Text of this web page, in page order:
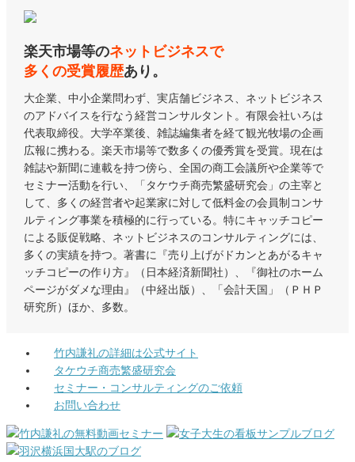
楽天市場等のネットビジネスで
多くの受賞履歴あり。
大企業、中小企業問わず、実店舗ビジネス、ネットビジネス
のアドバイスを行なう経営コンサルタント。有限会社いろは
代表取締役。大学卒業後、雑誌編集者を経て観光牧場の企画
広報に携わる。楽天市場等で数多くの優秀賞を受賞。現在は
雑誌や新聞に連載を持つ傍ら、全国の商工会議所や企業等で
セミナー活動を行い、「タケウチ商売繁盛研究会」の主宰と
して、多くの経営者や起業家に対して低料金の会員制コンサ
ルティング事業を積極的に行っている。特にキャッチコピー
による販促戦略、ネットビジネスのコンサルティングには、
多くの実績を持つ。著書に『売り上げがドカンとあがるキャ
ッチコピーの作り方』（日本経済新聞社）、『御社のホーム
ページがダメな理由』（中経出版）、「会計天国」（ＰＨＰ
研究所）ほか、多数。
竹内謙礼の詳細は公式サイト
タケウチ商売繁盛研究会
セミナー・コンサルティングのご依頼
お問い合わせ